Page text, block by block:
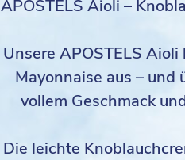
APOSTELS Aioli –
Unsere APOSTELS
Mayonnaise aus –
vollem Geschmack
Die leichte